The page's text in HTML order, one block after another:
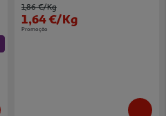
Price reduced from
1,86 €/Kgto
1,64 €/Kg
Promoção